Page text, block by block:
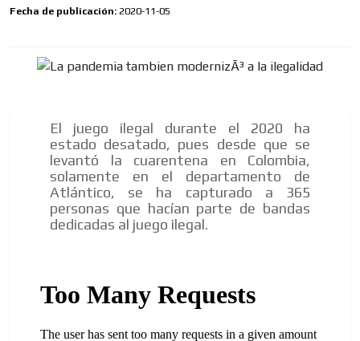
Fecha de publicación: 2020-11-05
El juego ilegal durante el 2020 ha
estado desatado, pues desde que se
levantó la cuarentena en Colombia,
solamente en el departamento de
Atlántico, se ha capturado a 365
personas que hacían parte de bandas
dedicadas al juego ilegal.